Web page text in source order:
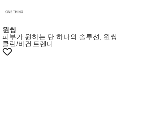
원씽
피부가 원하는 단 하나의 솔루션, 원씽
클린/비건 트렌디